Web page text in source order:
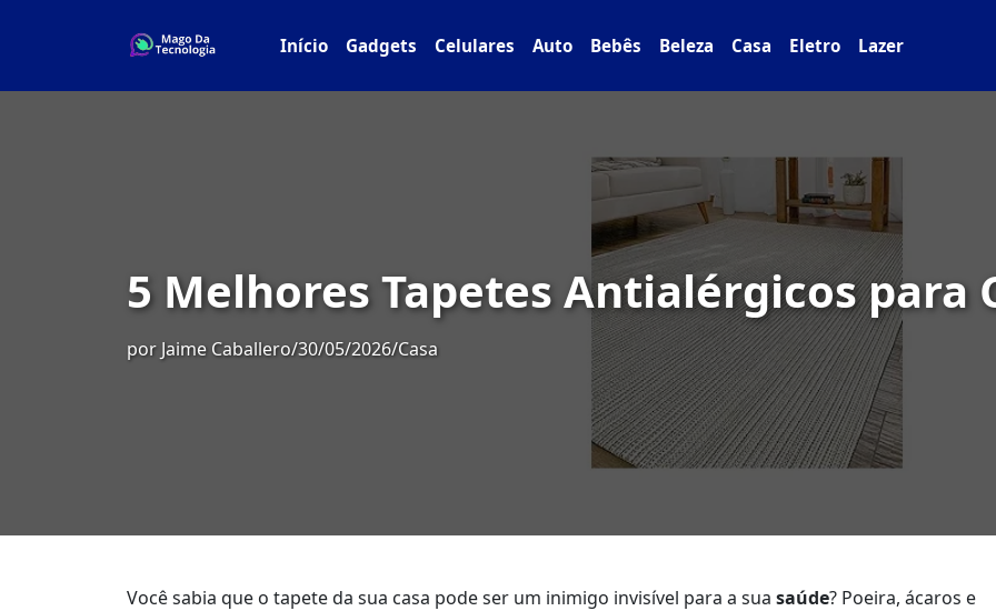
Início Gadgets Celulares Auto Bebês Beleza Casa Eletro Lazer
5 Melhores Tapetes Antialérgicos para
por Jaime Caballero/30/05/2026/Casa
Você sabia que o tapete da sua casa pode ser um inimigo invisível para a sua saúde? Poeira, ácaros e